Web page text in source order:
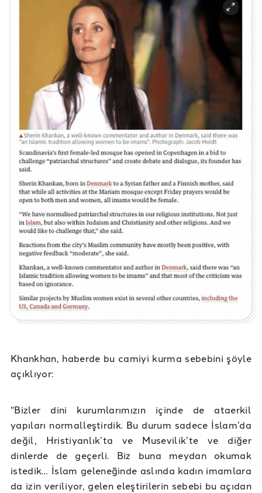
Khankhan, haberde bu camiyi kurma sebebini şöyle
açıklıyor:
“Bizler dini kurumlarımızın içinde de ataerkil
yapıları normalleştirdik. Bu durum sadece İslam’da
değil, Hristiyanlık’ta ve Musevilik’te ve diğer
dinlerde de geçerli. Biz buna meydan okumak
istedik… İslam geleneğinde aslında kadın imamlara
da izin veriliyor, gelen eleştirilerin sebebi bu açıdan